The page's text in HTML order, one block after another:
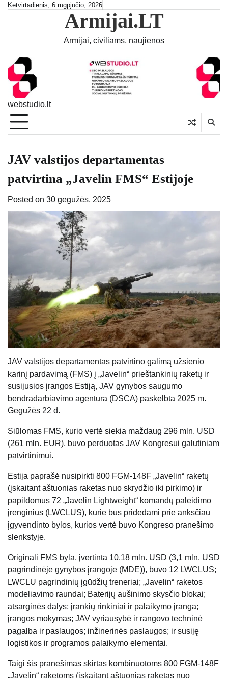
SkipKetvirtadienis, 6 rugpjūčio, 2026
Armijai.LT
Armijai, civiliams, naujienos
webstudio.lt
JAV valstijos departamentas
patvirtina „Javelin FMS“ Estijoje
Posted on 30 gegužės, 2025
JAV valstijos departamentas patvirtino galimą užsienio
karinį pardavimą (FMS) į „Javelin“ prieštankinių raketų ir
susijusios įrangos Estiją, JAV gynybos saugumo
bendradarbiavimo agentūra (DSCA) paskelbta 2025 m.
Gegužės 22 d.
Siūlomas FMS, kurio vertė siekia maždaug 296 mln. USD
(261 mln. EUR), buvo perduotas JAV Kongresui galutiniam
patvirtinimui.
Estija paprašė nusipirkti 800 FGM-148F „Javelin“ raketų
(įskaitant aštuonias raketas nuo skrydžio iki pirkimo) ir
papildomus 72 „Javelin Lightweight“ komandų paleidimo
įrenginius (LWCLUS), kurie bus pridedami prie anksčiau
įgyvendinto bylos, kurios vertė buvo Kongreso pranešimo
slenkstyje.
Originali FMS byla, įvertinta 10,18 mln. USD (3,1 mln. USD
pagrindinėje gynybos įrangoje (MDE)), buvo 12 LWCLUS;
LWCLU pagrindinių įgūdžių treneriai; „Javelin“ raketos
modeliavimo raundai; Baterijų aušinimo skysčio blokai;
atsarginės dalys; įrankių rinkiniai ir palaikymo įranga;
įrangos mokymas; JAV vyriausybė ir rangovo techninė
pagalba ir paslaugos; inžinerinės paslaugos; ir susiję
logistikos ir programos palaikymo elementai.
Taigi šis pranešimas skirtas kombinuotoms 800 FGM-148F
„Javelin“ raketoms (įskaitant aštuonias raketas nuo